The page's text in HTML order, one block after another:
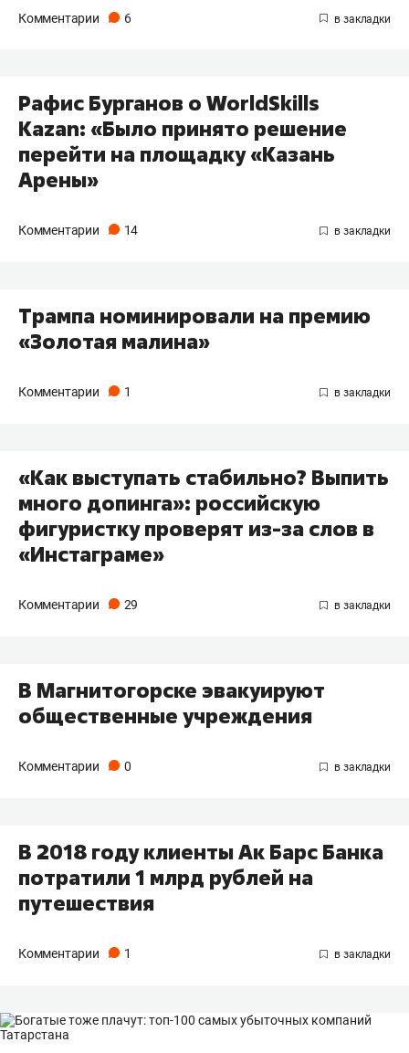
Комментарии 6
Рафис Бурганов о WorldSkills
Kazan: «Было принято решение
перейти на площадку «Казань
Арены»
Комментарии 14
Трампа номинировали на премию
«Золотая малина»
Комментарии 1
«Как выступать стабильно? Выпить
много допинга»: российскую
фигуристку проверят из-за слов в
«Инстаграме»
Комментарии 29
В Магнитогорске эвакуируют
общественные учреждения
Комментарии 0
В 2018 году клиенты Ак Барс Банка
потратили 1 млрд рублей на
путешествия
Комментарии 1